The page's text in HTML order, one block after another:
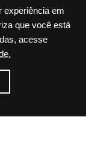
experiência em
que você está
acesse